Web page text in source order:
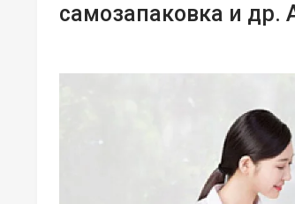
самозапаковка и др.